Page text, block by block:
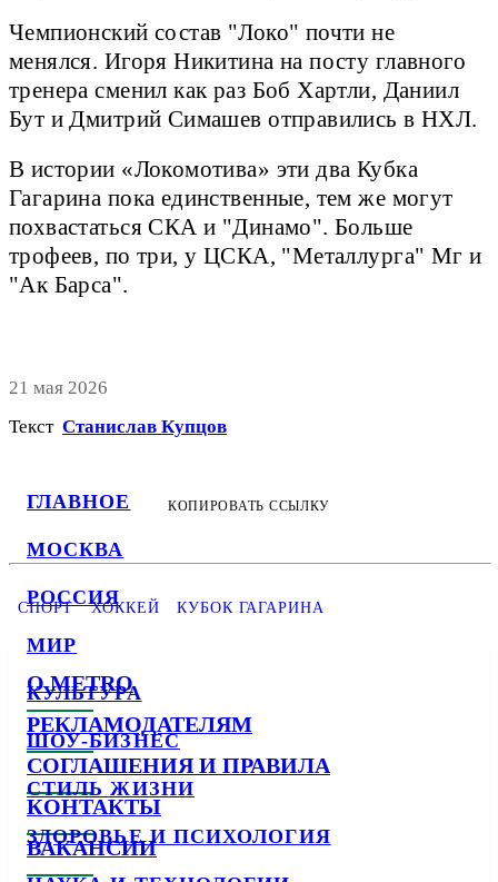
ГЛАВНОЕ
МОСКВА
РОССИЯ
МИР
КУЛЬТУРА
ШОУ-БИЗНЕС
СТИЛЬ ЖИЗНИ
ЗДОРОВЬЕ И ПСИХОЛОГИЯ
Чемпионский состав "Локо" почти не
менялся. Игоря Никитина на посту главного
тренера сменил как раз Боб Хартли, Даниил
Бут и Дмитрий Симашев отправились в НХЛ.
В истории «Локомотива» эти два Кубка
Гагарина пока единственные, тем же могут
похвастаться СКА и "Динамо". Больше
трофеев, по три, у ЦСКА, "Металлурга" Мг и
"Ак Барса".
21 мая 2026
Текст Станислав Купцов
КОПИРОВАТЬ ССЫЛКУ
СПОРТ ХОККЕЙ КУБОК ГАГАРИНА
О METRO
РЕКЛАМОДАТЕЛЯМ
СОГЛАШЕНИЯ И ПРАВИЛА
КОНТАКТЫ
ВАКАНСИИ